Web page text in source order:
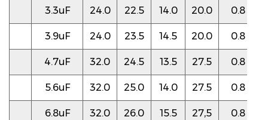
3.3uF 24.0 22.5 14.0 20.0 0.8
3.9uF 24.0 23.5 14.5 20.0 0.8
4.7uF 32.0 24.5 13.5 27.5 0.8
5.6uF 32.0 25.0 14.0 27.5 0.8
6.8uF 32.0 26.0 15.5 27,5 0.8